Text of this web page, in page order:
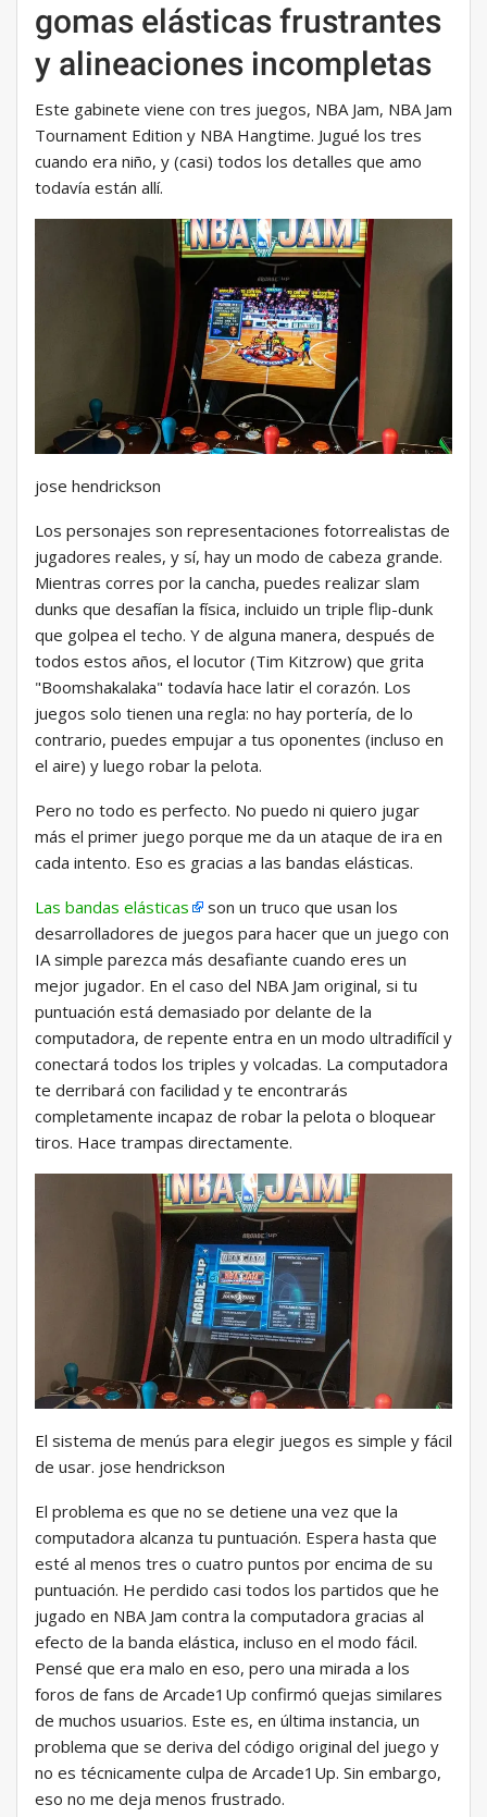
gomas elásticas frustrantes
y alineaciones incompletas
Este gabinete viene con tres juegos, NBA Jam, NBA Jam
Tournament Edition y NBA Hangtime. Jugué los tres
cuando era niño, y (casi) todos los detalles que amo
todavía están allí.
jose hendrickson
Los personajes son representaciones fotorrealistas de
jugadores reales, y sí, hay un modo de cabeza grande.
Mientras corres por la cancha, puedes realizar slam
dunks que desafían la física, incluido un triple flip-dunk
que golpea el techo. Y de alguna manera, después de
todos estos años, el locutor (Tim Kitzrow) que grita
"Boomshakalaka" todavía hace latir el corazón. Los
juegos solo tienen una regla: no hay portería, de lo
contrario, puedes empujar a tus oponentes (incluso en
el aire) y luego robar la pelota.
Pero no todo es perfecto. No puedo ni quiero jugar
más el primer juego porque me da un ataque de ira en
cada intento. Eso es gracias a las bandas elásticas.
Las bandas elásticas
son un truco que usan los
desarrolladores de juegos para hacer que un juego con
IA simple parezca más desafiante cuando eres un
mejor jugador. En el caso del NBA Jam original, si tu
puntuación está demasiado por delante de la
computadora, de repente entra en un modo ultradifícil y
conectará todos los triples y volcadas. La computadora
te derribará con facilidad y te encontrarás
completamente incapaz de robar la pelota o bloquear
tiros. Hace trampas directamente.
El sistema de menús para elegir juegos es simple y fácil
de usar. jose hendrickson
El problema es que no se detiene una vez que la
computadora alcanza tu puntuación. Espera hasta que
esté al menos tres o cuatro puntos por encima de su
puntuación. He perdido casi todos los partidos que he
jugado en NBA Jam contra la computadora gracias al
efecto de la banda elástica, incluso en el modo fácil.
Pensé que era malo en eso, pero una mirada a los
foros de fans de Arcade1Up confirmó quejas similares
de muchos usuarios. Este es, en última instancia, un
problema que se deriva del código original del juego y
no es técnicamente culpa de Arcade1Up. Sin embargo,
eso no me deja menos frustrado.